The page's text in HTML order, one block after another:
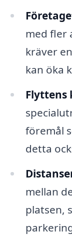
med fler
kräver
kan öka
Flyttens
föremål
detta
mellan
platsen,